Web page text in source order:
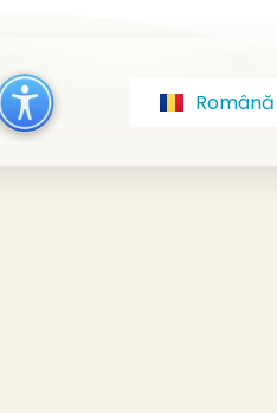
Română
Čeština